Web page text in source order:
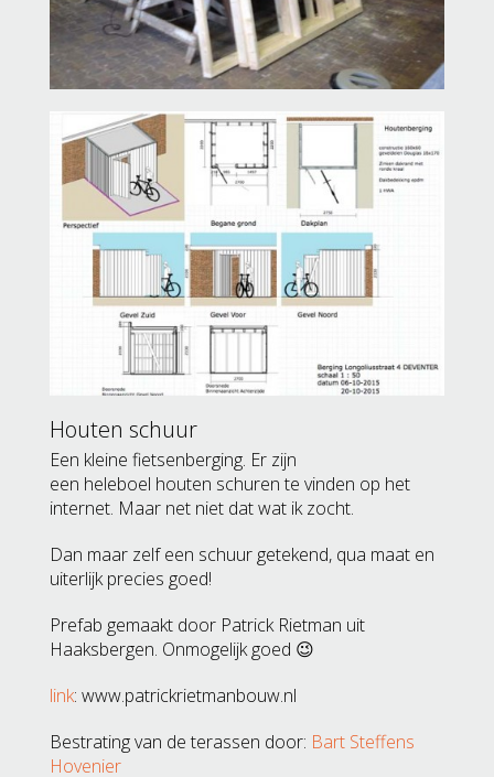
Houten schuur
Een kleine fietsenberging. Er zijn
een heleboel houten schuren te vinden op het
internet. Maar net niet dat wat ik zocht.
Dan maar zelf een schuur getekend, qua maat en
uiterlijk precies goed!
Prefab gemaakt door Patrick Rietman uit
Haaksbergen. Onmogelijk goed 😉
link: www.patrickrietmanbouw.nl
Bestrating van de terassen door: Bart Steffens
Hovenier